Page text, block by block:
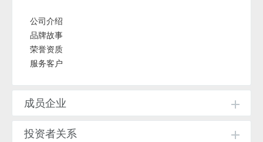
公司介绍
品牌故事
荣誉资质
服务客户
成员企业
投资者关系